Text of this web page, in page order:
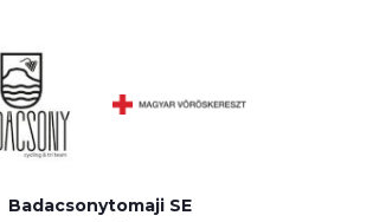
Badacsonytomaji SE